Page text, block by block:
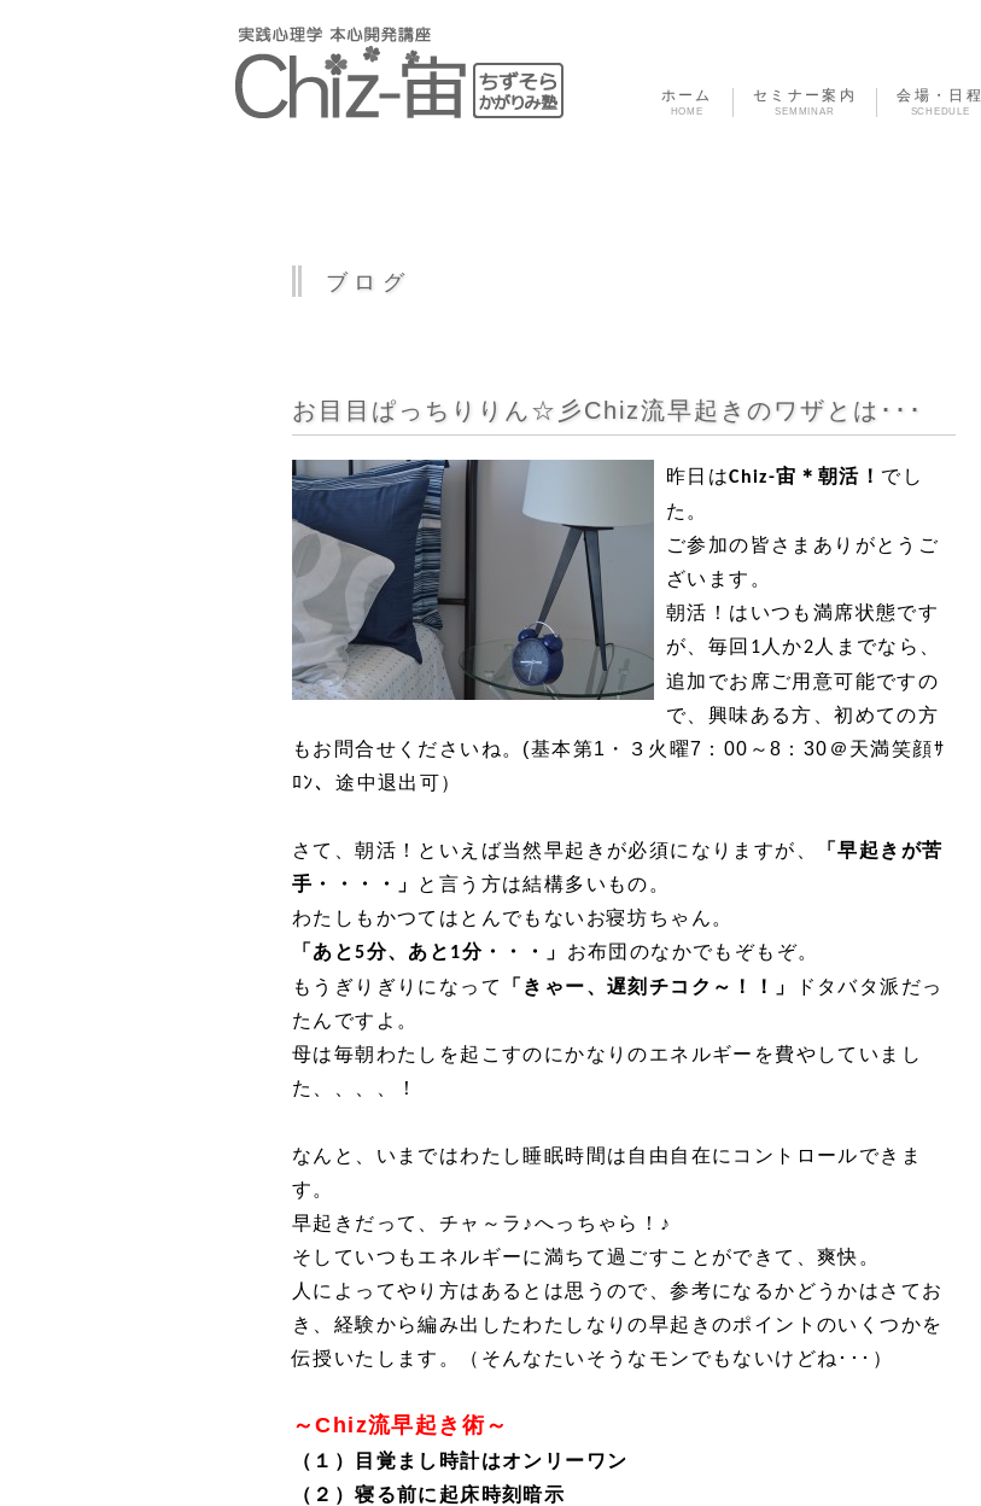
ホーム
HOME
セミナー案内
SEMMINAR
会場・日程
SCHEDULE
ブログ
お目目ぱっちりりん☆彡Chiz流早起きのワザとは･･･
昨日はChiz-宙＊朝活！ でし
た。
ご参加の皆さまありがとうご
ざいます。
朝活！はいつも満席状態です
が、毎回 1 人か2 人までなら、
追加でお席ご用意可能ですの
で、興味ある方、初めての方
もお問合せくださいね。(基本第1・３火曜7：00～8：30＠天満笑顔ｻ
ﾛﾝ、途中退出可）
さて、朝活！といえば当然早起きが必須になりますが、
「早起きが苦
手・・・・」 と言う方は結構多いもの。
わたしもかつてはとんでもないお寝坊ちゃん。
「あと5分、あと 1分・・・」 お布団のなかでもぞもぞ。
もうぎりぎりになって
「きゃー、遅刻チコク～！！」
ドタバタ派だっ
たんですよ。
母は毎朝わたしを起こすのにかなりのエネルギーを費やしていまし
た、、、、！
なんと、いまではわたし睡眠時間は自由自在にコントロールできま
す。
早起きだって、チャ～ラ♪へっちゃら！♪
そしていつもエネルギーに満ちて過ごすことができて、爽快。
人によってやり方はあるとは思うので、参考になるかどうかはさてお
き、 経験から編み出したわたしなりの早起きのポイントのいくつかを
伝授いたします。（そんなたいそうなモンでもないけどね･･･）
～Chiz流早起き術～
（１）目覚まし時計はオンリーワン
（２）寝る前に起床時刻暗示